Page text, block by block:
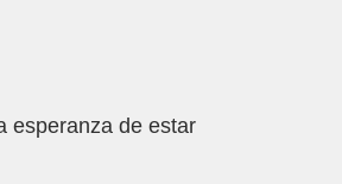
esperanza de estar